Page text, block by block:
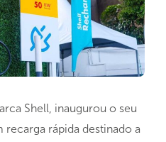
Shell, inaugurou o seu
rápida destinado a